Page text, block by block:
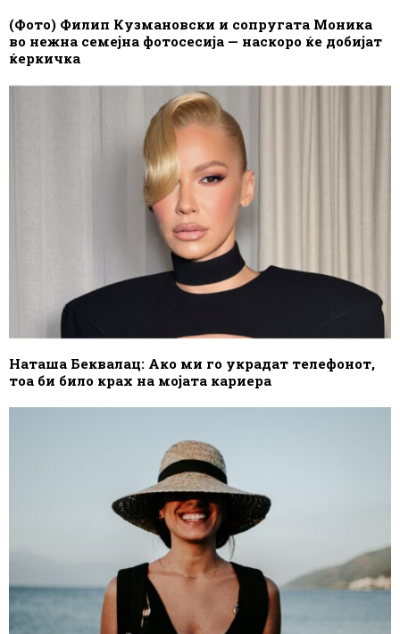
(Фото) Филип Кузмановски и сопругата Моника
во нежна семејна фотосесија — наскоро ќе добијат
ќеркичка
Наташа Беквалац: Ако ми го украдат телефонот,
тоа би било крах на мојата кариера